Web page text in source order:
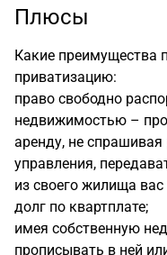
Плюсы
Какие преимущества
приватизацию:
право свободно
недвижимостью –
аренду, не
управления,
из своего жилища
долг по квартплате;
имея собственную
прописывать в ней